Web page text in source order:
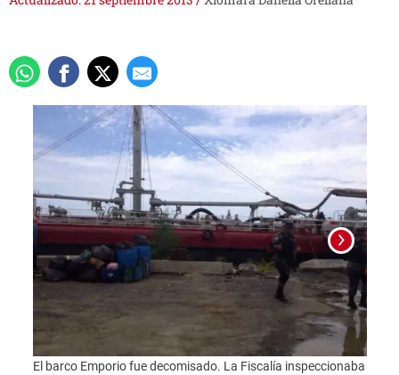
El barco Emporio fue decomisado. La Fiscalía inspeccionaba